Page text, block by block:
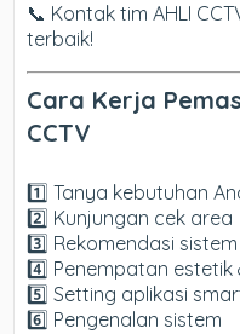
📞 Kontak tim AHLI
terbaik!
Cara Kerja
CCTV
1️⃣ Tanya kebutuhan
2️⃣ Kunjungan cek area
3️⃣ Rekomendasi
4️⃣ Penempatan estetik
5️⃣ Setting aplikasi
6️⃣ Pengenalan sistem